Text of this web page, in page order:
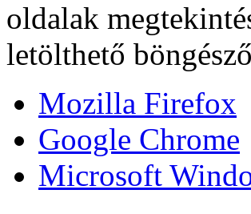
oldalak
letölthető
Mozilla Firefox
Google Chrome
Microsoft